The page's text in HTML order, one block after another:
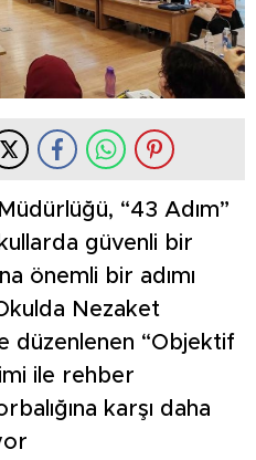
“43 Adım”
güvenli bir
önemli bir adımı
Nezaket
düzenlenen “Objektif
ile rehber
karşı daha